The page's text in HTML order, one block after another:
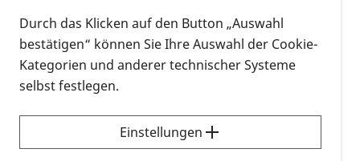
Nachbeobachtungsstudie REMAIN (NCT06162585)
mit der optogenetischen Therapie MCO-010 bei
Patientinnen und Patienten mit fortgeschrittener
Retinitis pigmentosa berichtet.
Der REMAIN Studie vorausgegangen ist die RESTORE
Studie (NCT04945772). Zu MCO-010 und die
Durch das Klicken auf den Button „Auswahl
bestätigen“ können Sie Ihre Auswahl der Cookie-
Kategorien und anderer technischer Systeme
selbst festlegen.
Einstellungen